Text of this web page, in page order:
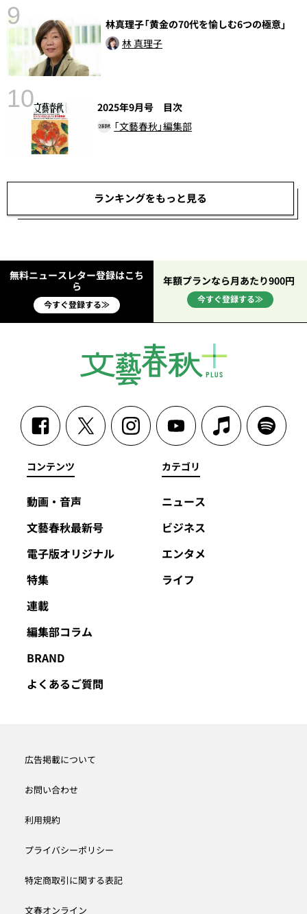
9
林真理子「黄金の70代を愉しむ6つの極意」
林 真理子
10
2025年9月号 目次
「文藝春秋」編集部
ランキングをもっと見る
無料ニュースレター登録はこち
ら
今すぐ登録する≫
年額プランなら月あたり900円
今すぐ登録する≫
コンテンツ
動画・音声
文藝春秋最新号
電子版オリジナル
特集
連載
編集部コラム
BRAND
よくあるご質問
カテゴリ
ニュース
ビジネス
エンタメ
ライフ
広告掲載について
お問い合わせ
利用規約
プライバシーポリシー
特定商取引に関する表記
文春オンライン